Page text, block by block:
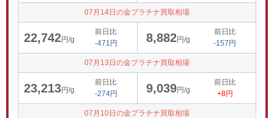
07月14日の金プラチナ買取相場
22,742円/g
前日比
-471円
8,882円/g
前日比
-157円
07月13日の金プラチナ買取相場
23,213円/g
前日比
-274円
9,039円/g
前日比
+8円
07月10日の金プラチナ買取相場